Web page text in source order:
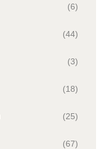
(6)
(44)
(3)
(18)
(25)
(67)